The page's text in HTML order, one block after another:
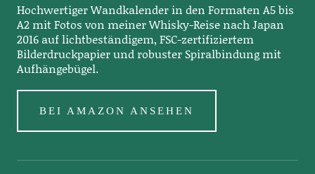
Hochwertiger Wandkalender in den Formaten A5 bis
A2 mit Fotos von meiner Whisky-Reise nach Japan
2016 auf lichtbeständigem, FSC-zertifiziertem
Bilderdruckpapier und robuster Spiralbindung mit
Aufhängebügel.
BEI AMAZON ANSEHEN